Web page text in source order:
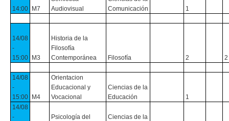
14:00
M7
Audiovisual
Comunicación
1
14/08
-
15:00
M3
Historia de la
Filosofía
Contemporánea
Filosofía 2 2
14/08
-
15:00
M4
Orientacion
Educacional y
Vocacional
Ciencias de la
Educación
1
14/08
-
Psicología del
Ciencias de la